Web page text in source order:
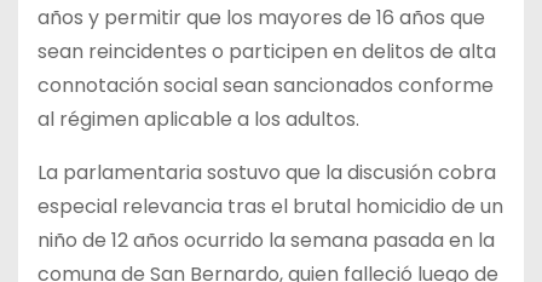
años y permitir que los mayores de 16 años que
sean reincidentes o participen en delitos de alta
connotación social sean sancionados conforme
al régimen aplicable a los adultos.
La parlamentaria sostuvo que la discusión cobra
especial relevancia tras el brutal homicidio de un
niño de 12 años ocurrido la semana pasada en la
comuna de San Bernardo, quien falleció luego de